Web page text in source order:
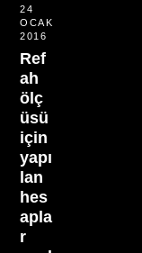
24
OCAK
2016
Ref
ah
ölç
üsü
için
yapı
lan
hes
apla
r